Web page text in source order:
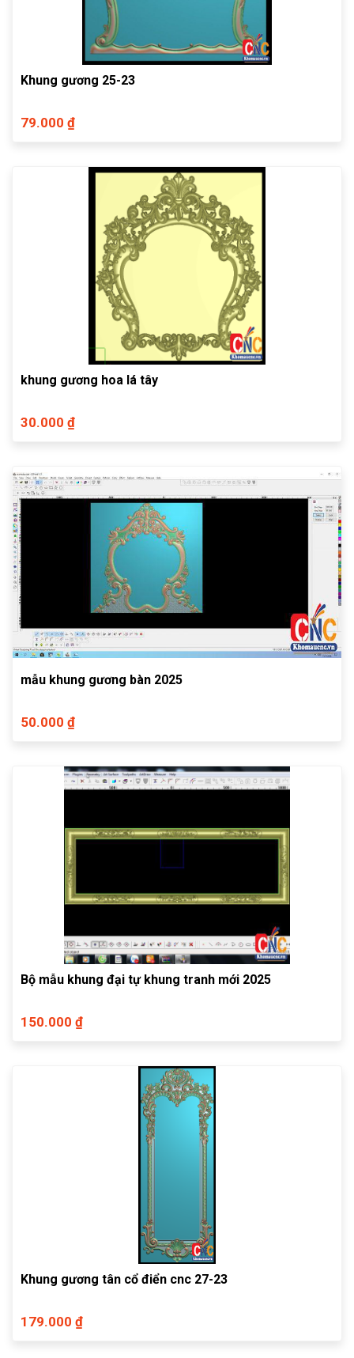
Khung gương 25-23
79.000 ₫
khung gương hoa lá tây
30.000 ₫
mẫu khung gương bàn 2025
50.000 ₫
Bộ mẫu khung đại tự khung tranh mới 2025
150.000 ₫
Khung gương tân cổ điển cnc 27-23
179.000 ₫